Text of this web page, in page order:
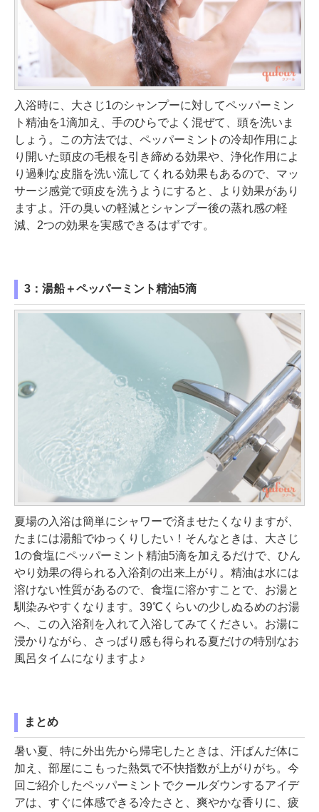
入浴時に、大さじ1のシャンプーに対してペッパーミン
ト精油を1滴加え、手のひらでよく混ぜて、頭を洗いま
しょう。この方法では、ペッパーミントの冷却作用によ
り開いた頭皮の毛根を引き締める効果や、浄化作用によ
り過剰な皮脂を洗い流してくれる効果もあるので、マッ
サージ感覚で頭皮を洗うようにすると、より効果があり
ますよ。汗の臭いの軽減とシャンプー後の蒸れ感の軽
減、2つの効果を実感できるはずです。
3：湯船＋ペッパーミント精油5滴
夏場の入浴は簡単にシャワーで済ませたくなりますが、
たまには湯船でゆっくりしたい！そんなときは、大さじ
1の食塩にペッパーミント精油5滴を加えるだけで、ひん
やり効果の得られる入浴剤の出来上がり。精油は水には
溶けない性質があるので、食塩に溶かすことで、お湯と
馴染みやすくなります。39℃くらいの少しぬるめのお湯
へ、この入浴剤を入れて入浴してみてください。お湯に
浸かりながら、さっぱり感も得られる夏だけの特別なお
風呂タイムになりますよ♪
まとめ
暑い夏、特に外出先から帰宅したときは、汗ばんだ体に
加え、部屋にこもった熱気で不快指数が上がりがち。今
回ご紹介したペッパーミントでクールダウンするアイデ
アは、すぐに体感できる冷たさと、爽やかな香りに、疲